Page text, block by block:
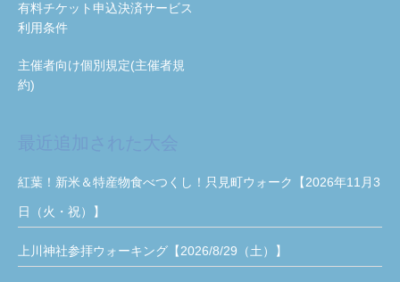
有料チケット申込決済サービス
利用条件
主催者向け個別規定(主催者規
約)
紅葉！新米＆特産物食べつくし！只見町ウォーク【2026年11月3
日（火・祝）】
上川神社参拝ウォーキング【2026/8/29（土）】